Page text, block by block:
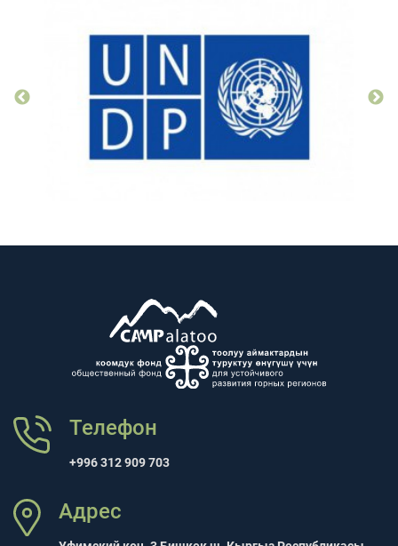
Телефон
+996 312 909 703
Адрес